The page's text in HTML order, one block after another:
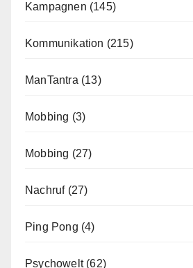
Kampagnen (145)
Kommunikation (215)
ManTantra(13)
Mobbing (3)
Mobbing (27)
Nachruf(27)
Ping Pong (4)
Psychowelt(62)